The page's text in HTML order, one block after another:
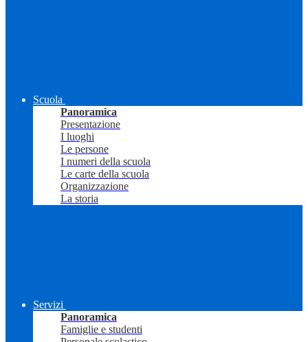
Scuola
Panoramica
Presentazione
I luoghi
Le persone
I numeri della scuola
Le carte della scuola
Organizzazione
La storia
Servizi
Panoramica
Famiglie e studenti